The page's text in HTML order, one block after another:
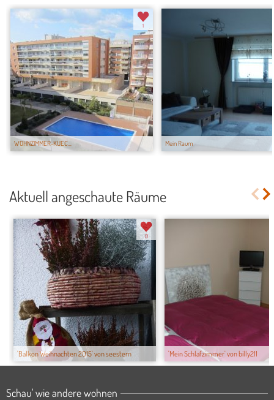
WOHNZIMMER-KUEC...
1
Mein Raum
Aktuell angeschaute Räume
'Balkon Weihnachten 2015' von seestern
0
'Mein Schlafzimmer' von billy211
Schau' wie andere wohnen